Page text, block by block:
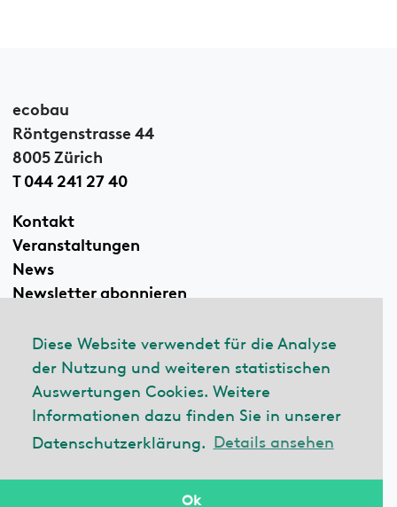
Diese Website verwendet für die Analyse
der Nutzung und weiteren statistischen
Auswertungen Cookies. Weitere
Informationen dazu finden Sie in unserer
Datenschutzerklärung. Details ansehen
Ok
ecobau
Röntgenstrasse 44
8005 Zürich
T 044 241 27 40
Kontakt
Veranstaltungen
News
Newsletter abonnieren
Linkedin
© 2026 ecobau